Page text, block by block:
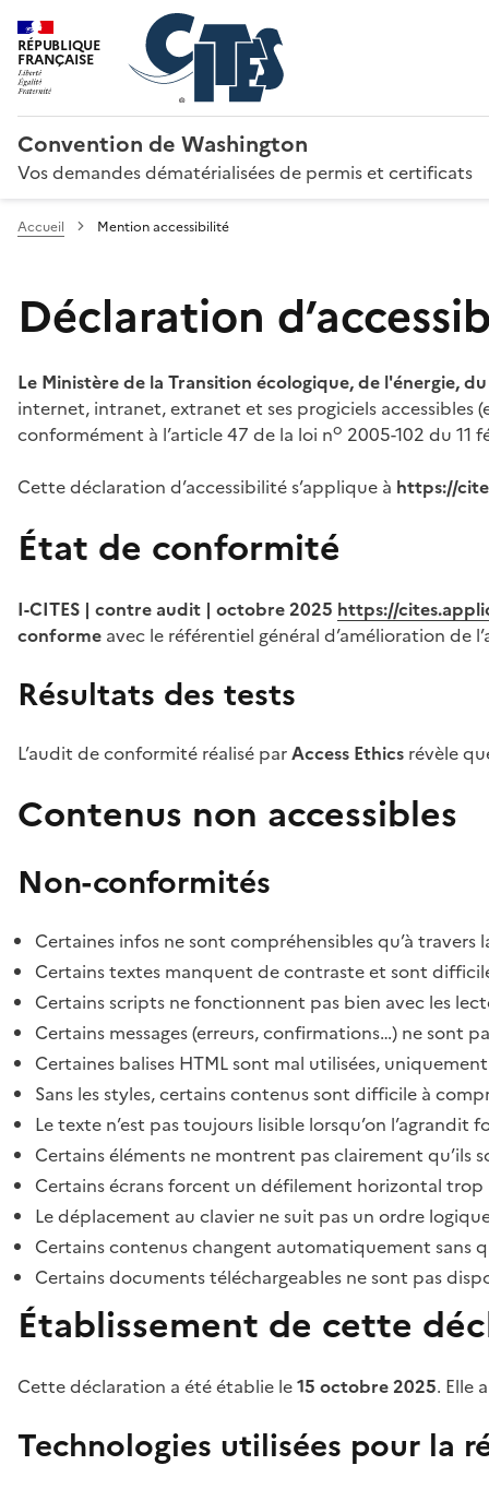
RÉPUBLIQUE
FRANÇAISE
Convention de Washington
Vos demandes dématérialisées de permis et certificats
Accueil Mention accessibilité
Déclaration
Le Ministère de la Transition écologique, de l'énergie,
internet, intranet, extranet et ses progiciels
conformément à l’article 47 de la loi no 2005-102 du 11
Cette déclaration d’accessibilité s’applique à https://
État de conformité
I-CITES | contre audit | octobre 2025 https://
conforme avec le référentiel général d’amélioration de
Résultats des tests
L’audit de conformité réalisé parAccess Ethics révèle
Contenus non accessibles
Non-conformités
Certaines infos ne sont compréhensibles qu’à travers
Certains textes manquent de contraste et sont
Certains scripts ne fonctionnent pas bien avec les
Certains messages (erreurs, confirmations…) ne sont
Certaines balises HTML sont mal utilisées,
Sans les styles, certains contenus sont difficile à
Le texte n’est pas toujours lisible lorsqu’on l’agrandit
Certains éléments ne montrent pas clairement qu’ils
Certains écrans forcent un défilement horizontal
Le déplacement au clavier ne suit pas un ordre
Certains contenus changent automatiquement sans
Certains documents téléchargeables ne sont pas
Établissement de cette
Cette déclaration a été établie le15 octobre 2025. Elle
Technologies utilisées pour la